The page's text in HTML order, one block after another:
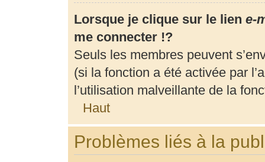
Lorsque je clique sur le lien e-
me connecter !?
Seuls les membres peuvent
(si la fonction a été activée par
l’utilisation malveillante de la
Haut
Problèmes liés à la